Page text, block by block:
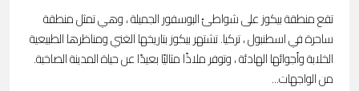
تقع منطقة بيكوز على شواطئ البوسفور الجميلة ، وهي تمثل منطقة
ساحرة في اسطنبول ، تركيا. تشتهر بيكوز بتاريخها الغني ومناظرها الطبيعية
الخلابة وأجوائها الهادئة ، وتوفر ملاذًا مثاليًا بعيدًا عن حياة المدينة الصاخبة.
من الواجهات...